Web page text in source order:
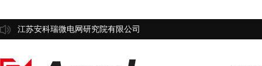
江苏安科瑞微电网研究院有限公司